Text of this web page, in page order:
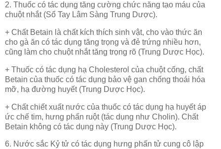
2. Thuốc có tác dụng tăng cường chức năng tạo máu của
chuột nhắt (Sổ Tay Lâm Sàng Trung Dược).
+ Chất Betain là chất kích thích sinh vật, cho vào thức ăn
cho gà ăn có tác dụng tăng trọng và đẻ trứng nhiều hơn,
cũng làm cho chuột nhắt tăng trọng rõ (Trung Dược Học).
+ Thuốc có tác dụng hạ Cholesterol của chuột cống, chất
Betain của thuốc có tác dụng bảo vệ gan chống thoái hóa
mỡ, hạ đường huyết (Trung Dược Học).
+ Chất chiết xuất nước của thuốc có tác dụng hạ huyết áp
ức chế tim, hưng phấn ruột (tác dụng như Cholin). Chất
Betain không có tác dụng này (Trung Dược Học).
6. Nước sắc Kỷ tử có tác dụng hưng phấn tử cung cô lập